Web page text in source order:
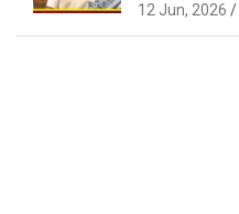
12 Jun, 2026